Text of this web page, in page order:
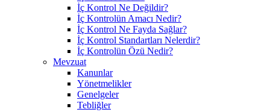
İç Kontrol Ne Değildir?
İç Kontrolün Amacı Nedir?
İç Kontrol Ne Fayda Sağlar?
İç Kontrol Standartları Nelerdir?
İç Kontrolün Özü Nedir?
Mevzuat
Kanunlar
Yönetmelikler
Genelgeler
Tebliğler